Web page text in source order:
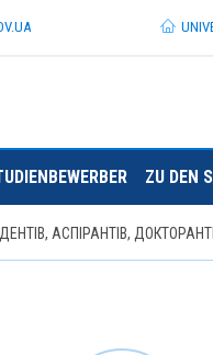
UA
ZU DEN
АСПІРАНТІВ,